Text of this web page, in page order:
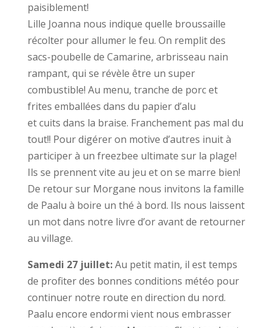
paisiblement!
Lille Joanna nous indique quelle broussaille
récolter pour allumer le feu. On remplit des
sacs-poubelle de Camarine, arbrisseau nain
rampant, qui se révèle être un super
combustible! Au menu, tranche de porc et
frites emballées dans du papier d’alu
et cuits dans la braise. Franchement pas mal du
tout!! Pour digérer on motive d’autres inuit à
participer à un freezbee ultimate sur la plage!
Ils se prennent vite au jeu et on se marre bien!
De retour sur Morgane nous invitons la famille
de Paalu à boire un thé à bord. Ils nous laissent
un mot dans notre livre d’or avant de retourner
au village.
Samedi 27 juillet:Au petit matin, il est temps
de profiter des bonnes conditions météo pour
continuer notre route en direction du nord.
Paalu encore endormi vient nous embrasser